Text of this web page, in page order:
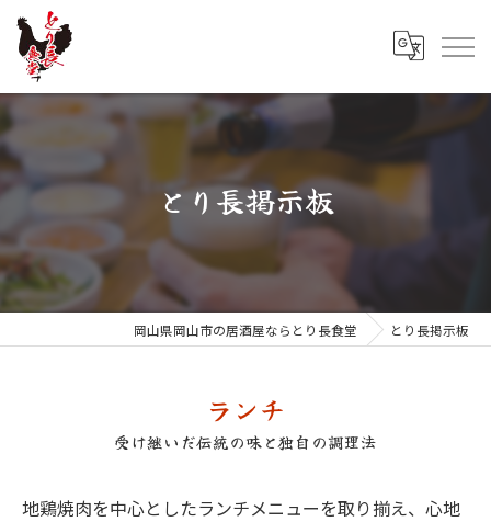
とり長掲示板
岡山県岡山市の居酒屋ならとり長食堂 とり長掲示板
ランチ
受け継いだ伝統の味と独自の調理法
地鶏焼肉を中心としたランチメニューを取り揃え、心地